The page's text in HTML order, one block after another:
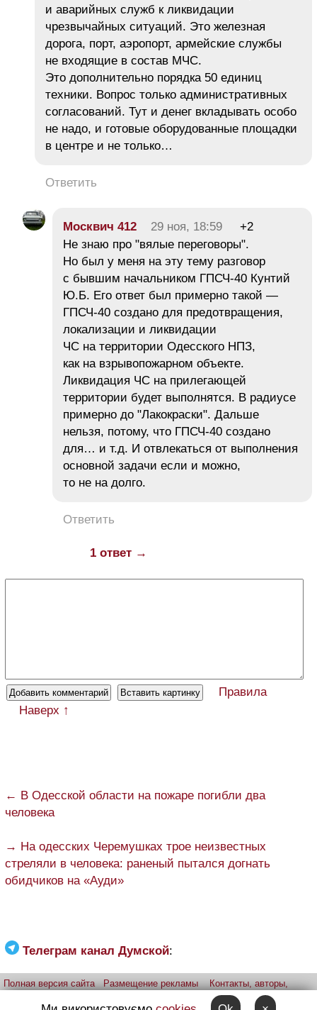
и аварийных служб к ликвидации
чрезвычайных ситуаций. Это железная
дорога, порт, аэропорт, армейские службы
не входящие в состав МЧС.
Это дополнительно порядка 50 единиц
техники. Вопрос только административных
согласований. Тут и денег вкладывать особо
не надо, и готовые оборудованные площадки
в центре и не только…
Ответить
Москвич 412 29 ноя, 18:59
+2
Не знаю про "вялые переговоры".
Но был у меня на эту тему разговор
с бывшим начальником ГПСЧ-40 Кунтий
Ю.Б. Его ответ был примерно такой —
ГПСЧ-40 создано для предотвращения,
локализации и ликвидации
ЧС на территории Одесского НПЗ,
как на взрывопожарном объекте.
Ликвидация ЧС на прилегающей
территории будет выполнятся. В радиусе
примерно до "Лакокраски". Дальше
нельзя, потому, что ГПСЧ-40 создано
для… и т.д. И отвлекаться от выполнения
основной задачи если и можно,
то не на долго.
Ответить
1 ответ →
Правила
Наверх ↑
← В Одесской области на пожаре погибли два
человека
→ На одесских Черемушках трое неизвестных
стреляли в человека: раненый пытался догнать
обидчиков на «Ауди»
Телеграм канал Думской:
Полная версия сайта Размещение рекламы
Контакты, авторы,
iPhone